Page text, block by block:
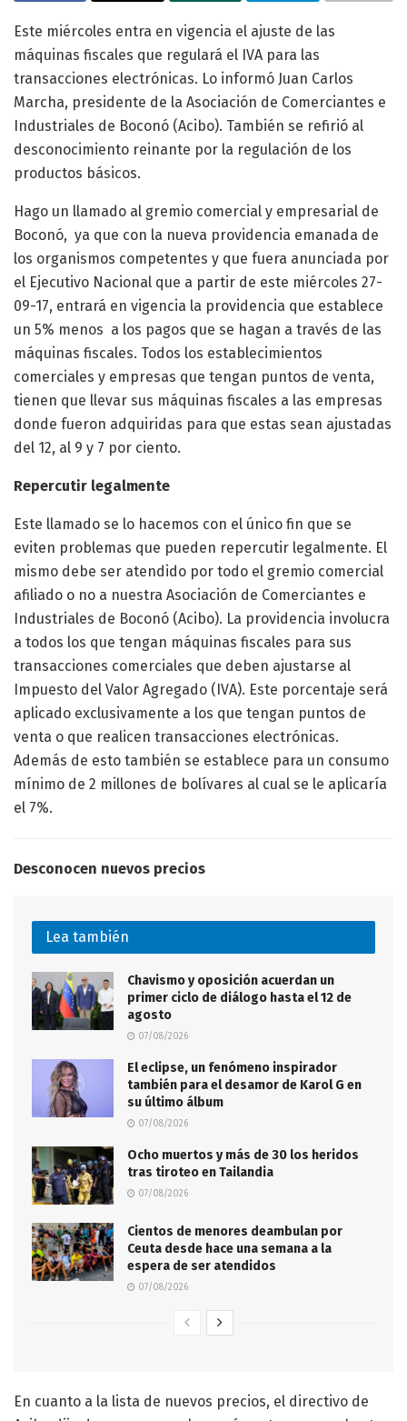
Este miércoles entra en vigencia el ajuste de las
máquinas fiscales que regulará el IVA para las
transacciones electrónicas. Lo informó Juan Carlos
Marcha, presidente de la Asociación de Comerciantes e
Industriales de Boconó (Acibo). También se refirió al
desconocimiento reinante por la regulación de los
productos básicos.
Hago un llamado al gremio comercial y empresarial de
Boconó, ya que con la nueva providencia emanada de
los organismos competentes y que fuera anunciada por
el Ejecutivo Nacional que a partir de este miércoles 27-
09-17, entrará en vigencia la providencia que establece
un 5% menos a los pagos que se hagan a través de las
máquinas fiscales. Todos los establecimientos
comerciales y empresas que tengan puntos de venta,
tienen que llevar sus máquinas fiscales a las empresas
donde fueron adquiridas para que estas sean ajustadas
del 12, al 9 y 7 por ciento.
Repercutir legalmente
Este llamado se lo hacemos con el único fin que se
eviten problemas que pueden repercutir legalmente. El
mismo debe ser atendido por todo el gremio comercial
afiliado o no a nuestra Asociación de Comerciantes e
Industriales de Boconó (Acibo). La providencia involucra
a todos los que tengan máquinas fiscales para sus
transacciones comerciales que deben ajustarse al
Impuesto del Valor Agregado (IVA). Este porcentaje será
aplicado exclusivamente a los que tengan puntos de
venta o que realicen transacciones electrónicas.
Además de esto también se establece para un consumo
mínimo de 2 millones de bolívares al cual se le aplicaría
el 7%.
Desconocen nuevos precios
Lea también
Chavismo y oposición acuerdan un
primer ciclo de diálogo hasta el 12 de
agosto
07/08/2026
El eclipse, un fenómeno inspirador
también para el desamor de Karol G en
su último álbum
07/08/2026
Ocho muertos y más de 30 los heridos
tras tiroteo en Tailandia
07/08/2026
Cientos de menores deambulan por
Ceuta desde hace una semana a la
espera de ser atendidos
07/08/2026
En cuanto a la lista de nuevos precios, el directivo de